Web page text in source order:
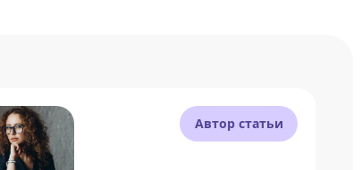
Автор статьи